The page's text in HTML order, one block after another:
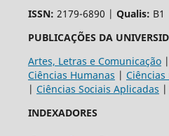
ISSN: 2179-6890 | Qualis: B1
PUBLICAÇÕES DA
Artes, Letras e Comunicação|
Ciências Humanas |
| Ciências Sociais Aplicadas |
INDEXADORES